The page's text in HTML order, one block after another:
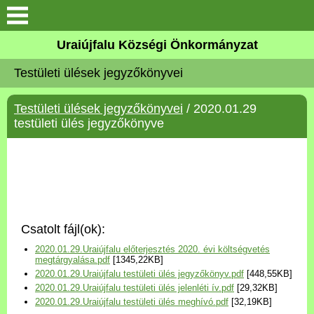
Köszöntő
Elérhetőségek
Uraiújfalu
Választási információk
Versenyképes Járások
Program
Uraiújfalu Községi Önkormányzat
Testületi ülések jegyzőkönyvei
Testületi ülések jegyzőkönyvei / 2020.01.29
testületi ülés jegyzőkönyve
Csatolt fájl(ok):
2020.01.29.Uraiújfalu előterjesztés 2020. évi költségvetés
megtárgyalása.pdf [1345,22KB]
2020.01.29.Uraiújfalu testületi ülés jegyzőkönyv.pdf [448,55KB]
2020.01.29.Uraiújfalu testületi ülés jelenléti ív.pdf [29,32KB]
2020.01.29.Uraiújfalu testületi ülés meghívó.pdf [32,19KB]